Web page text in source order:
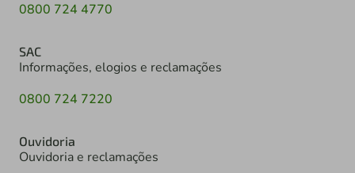
0800 724 4770
SAC
Informações, elogios e reclamações
0800 724 7220
Ouvidoria
Ouvidoria e reclamações